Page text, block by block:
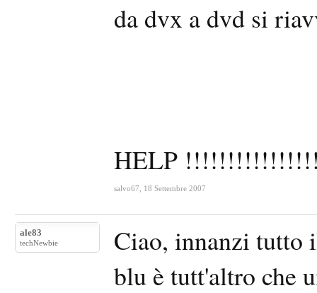
da dvx a dvd si
HELP
salvo67 18 Settembre 2007
ale83
techNewbie
Ciao, innanzi tutto
blu è tutt'altro che